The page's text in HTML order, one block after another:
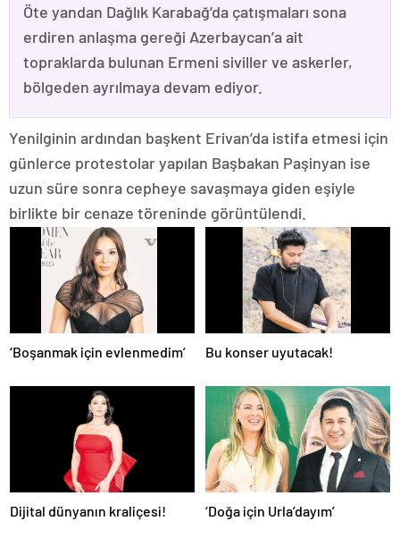
Öte yandan Dağlık Karabağ’da çatışmaları sona
erdiren anlaşma gereği Azerbaycan’a ait
topraklarda bulunan Ermeni siviller ve askerler,
bölgeden ayrılmaya devam ediyor.
Yenilginin ardından başkent Erivan’da istifa etmesi için
günlerce protestolar yapılan Başbakan Paşinyan ise
uzun süre sonra cepheye savaşmaya giden eşiyle
birlikte bir cenaze töreninde görüntülendi.
‘Boşanmak için evlenmedim’ Bu konser uyutacak!
Dijital dünyanın kraliçesi! ‘Doğa için Urla’dayım’